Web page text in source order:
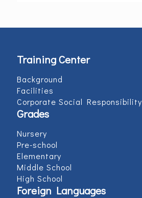
Training Center
Background
Facilities
Corporate Social Responsibility
Grades
Nursery
Pre-school
Elementary
Middle School
High School
Foreign Languages